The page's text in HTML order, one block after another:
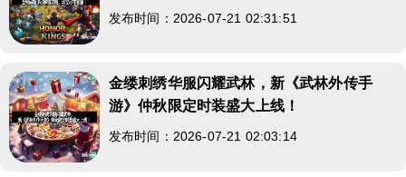
发布时间：2026-07-21 02:31:51
金缕刺绣华服闪耀武林，新《武林外传手
游》仲秋限定时装盛大上线！
发布时间：2026-07-21 02:03:14